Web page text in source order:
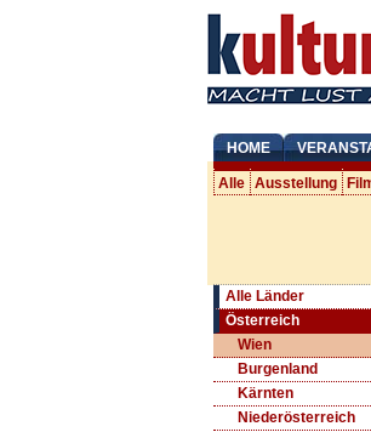
HOME
Alle Ausstellung
Alle Länder
Österreich
Wien
Burgenland
Kärnten
Niederösterreich